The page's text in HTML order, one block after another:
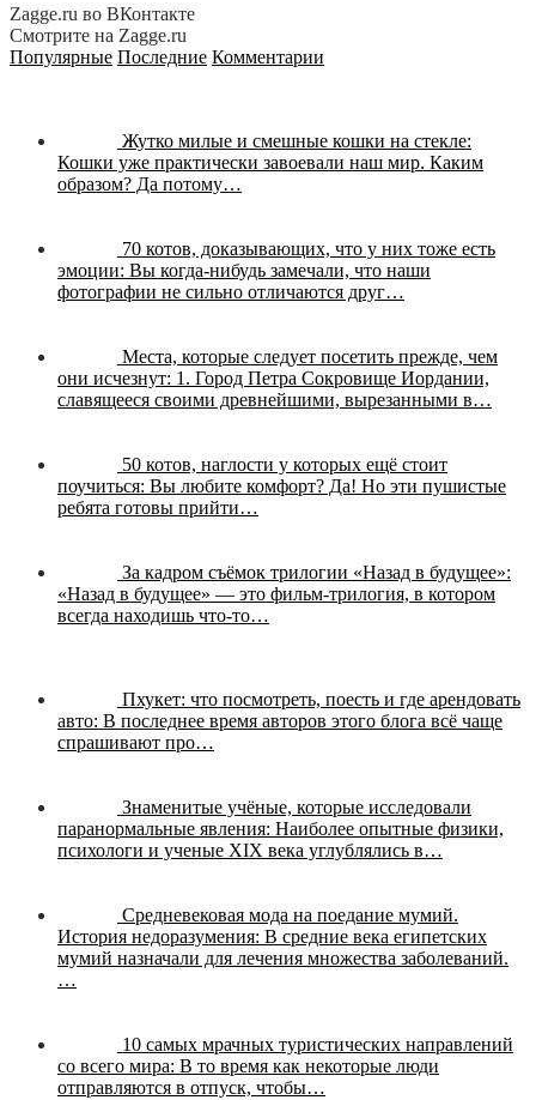
Zagge.ru во ВКонтакте
Смотрите на Zagge.ru
Популярные Последние Комментарии
Жутко милые и смешные кошки на стекле:
Кошки уже практически завоевали наш мир. Каким
образом? Да потому…
70 котов, доказывающих, что у них тоже есть
эмоции: Вы когда-нибудь замечали, что наши
фотографии не сильно отличаются друг…
Места, которые следует посетить прежде, чем
они исчезнут: 1. Город Петра Сокровище Иордании,
славящееся своими древнейшими, вырезанными в…
50 котов, наглости у которых ещё стоит
поучиться: Вы любите комфорт? Да! Но эти пушистые
ребята готовы прийти…
За кадром съёмок трилогии «Назад в будущее»:
«Назад в будущее» — это фильм-трилогия, в котором
всегда находишь что-то…
Пхукет: что посмотреть, поесть и где арендовать
авто: В последнее время авторов этого блога всё чаще
спрашивают про…
Знаменитые учёные, которые исследовали
паранормальные явления: Наиболее опытные физики,
психологи и ученые XIX века углублялись в…
Средневековая мода на поедание мумий.
История недоразумения: В средние века египетских
мумий назначали для лечения множества заболеваний.
…
10 самых мрачных туристических направлений
со всего мира: В то время как некоторые люди
отправляются в отпуск, чтобы…